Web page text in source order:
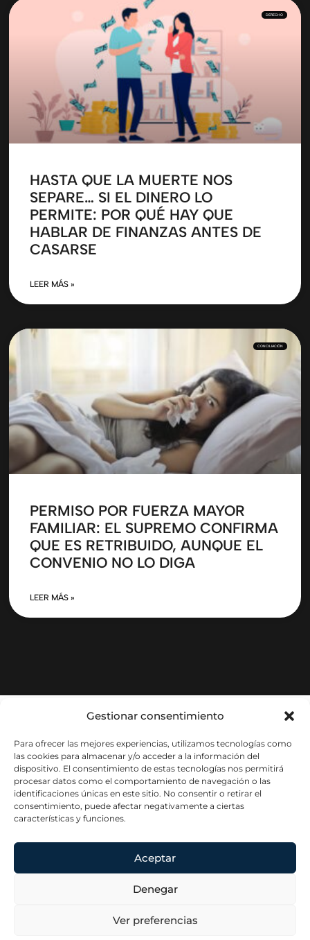
Gestionar consentimiento
Para ofrecer las mejores experiencias, utilizamos tecnologías como
las cookies para almacenar y/o acceder a la información del
dispositivo. El consentimiento de estas tecnologías nos permitirá
procesar datos como el comportamiento de navegación o las
identificaciones únicas en este sitio. No consentir o retirar el
consentimiento, puede afectar negativamente a ciertas
características y funciones.
Aceptar
Denegar
Ver preferencias
DERECHO
HASTA QUE LA MUERTE NOS
SEPARE… SI EL DINERO LO
PERMITE: POR QUÉ HAY QUE
HABLAR DE FINANZAS ANTES DE
CASARSE
LEER MÁS »
CONCILIACIÓN
PERMISO POR FUERZA MAYOR
FAMILIAR: EL SUPREMO CONFIRMA
QUE ES RETRIBUIDO, AUNQUE EL
CONVENIO NO LO DIGA
LEER MÁS »